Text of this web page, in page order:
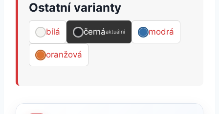
Ostatní varianty
bílá černáaktuální modrá
oranžová